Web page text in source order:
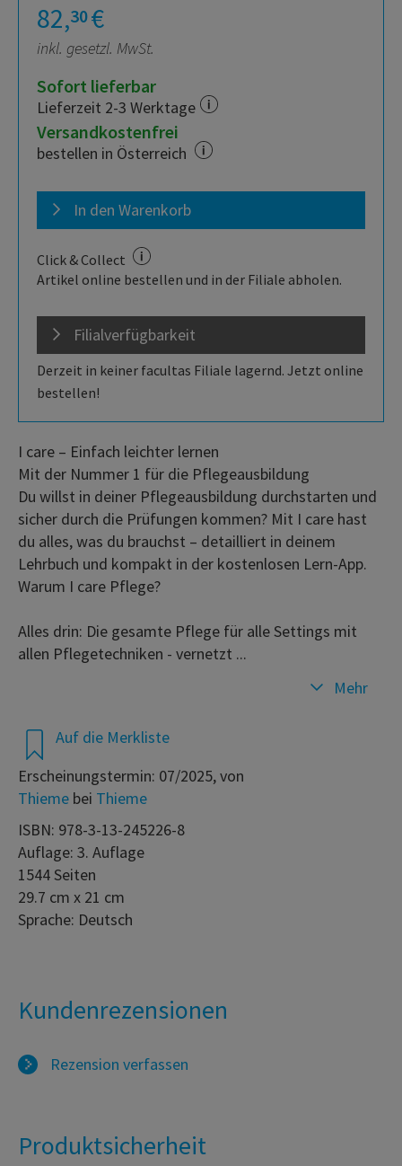
82,30€
inkl. gesetzl. MwSt.
Sofort lieferbar
Lieferzeit 2-3 Werktage
Versandkostenfrei
bestellen in Österreich
In den Warenkorb
Click & Collect
Artikel online bestellen und in der Filiale abholen.
Filialverfügbarkeit
Derzeit in keiner facultas Filiale lagernd. Jetzt online
bestellen!
Auf die Merkliste
Erscheinungstermin: 07/2025, von
Thieme bei Thieme
ISBN: 978-3-13-245226-8
Auflage: 3. Auflage
1544 Seiten
29.7 cm x 21 cm
Sprache: Deutsch
I care – Einfach leichter lernen
Mit der Nummer 1 für die Pflegeausbildung
Du willst in deiner Pflegeausbildung durchstarten und
sicher durch die Prüfungen kommen? Mit I care hast
du alles, was du brauchst – detailliert in deinem
Lehrbuch und kompakt in der kostenlosen Lern-App.
Warum I care Pflege?
Alles drin: Die gesamte Pflege für alle Settings mit
allen Pflegetechniken - vernetzt ...
Mehr
Kundenrezensionen
Rezension verfassen
Produktsicherheit